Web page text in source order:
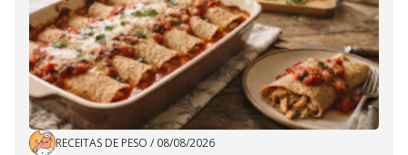
RECEITAS DE PESO / 08/08/2026